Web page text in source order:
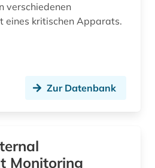
ethnologischer film (1)
verschiedenen
eines kritischen Apparats.
Zur Datenbank
Monitoring